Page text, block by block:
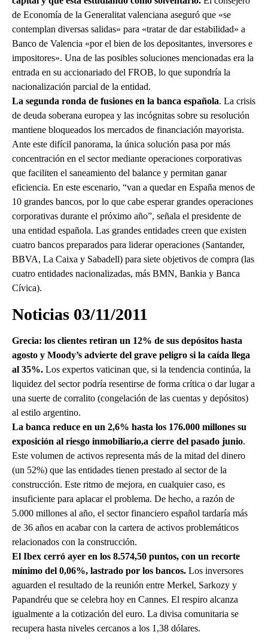
de Economía de la Generalitat valenciana aseguró que «se
contemplan diversas salidas» para «tratar de dar estabilidad» a
Banco de Valencia «por el bien de los depositantes, inversores e
impositores». Una de las posibles soluciones mencionadas era la
entrada en su accionariado del FROB, lo que supondría la
nacionalización parcial de la entidad.
La segunda ronda de fusiones en la banca española. La crisis
de deuda soberana europea y las incógnitas sobre su resolución
mantiene bloqueados los mercados de financiación mayorista.
Ante este difícil panorama, la única solución pasa por más
concentración en el sector mediante operaciones corporativas
que faciliten el saneamiento del balance y permitan ganar
eficiencia. En este escenario, “van a quedar en España menos de
10 grandes bancos, por lo que cabe esperar grandes operaciones
corporativas durante el próximo año”, señala el presidente de
una entidad española. Las grandes entidades creen que existen
cuatro bancos preparados para liderar operaciones (Santander,
BBVA, La Caixa y Sabadell) para siete objetivos de compra (las
cuatro entidades nacionalizadas, más BMN, Bankia y Banca
Cívica).
Noticias 03/11/2011
Grecia: los clientes retiran un 12% de sus depósitos hasta
agosto y Moody’s advierte del grave peligro si la caída llega
al 35%. Los expertos vaticinan que, si la tendencia continúa, la
liquidez del sector podría resentirse de forma crítica o dar lugar a
una suerte de corralito (congelación de las cuentas y depósitos)
al estilo argentino.
La banca reduce en un 2,6% hasta los 176.000 millones su
exposición al riesgo inmobiliario,a cierre del pasado junio.
Este volumen de activos representa más de la mitad del dinero
(un 52%) que las entidades tienen prestado al sector de la
construcción. Este ritmo de mejora, en cualquier caso, es
insuficiente para aplacar el problema. De hecho, a razón de
5.000 millones al año, el sector financiero español tardaría más
de 36 años en acabar con la cartera de activos problemáticos
relacionados con la construcción.
El Ibex cerró ayer en los 8.574,50 puntos, con un recorte
mínimo del 0,06%, lastrado por los bancos. Los inversores
aguarden el resultado de la reunión entre Merkel, Sarkozy y
Papandréu que se celebra hoy en Cannes. El respiro alcanza
igualmente a la cotización del euro. La divisa comunitaria se
recupera hasta niveles cercanos a los 1,38 dólares.